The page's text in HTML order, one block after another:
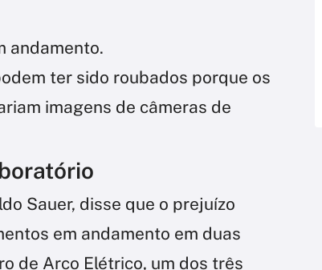
andamento.
ter sido roubados porque os
imagens de câmeras de
Sauer, disse que o prejuízo
em andamento em duas
de Arco Elétrico, um dos três